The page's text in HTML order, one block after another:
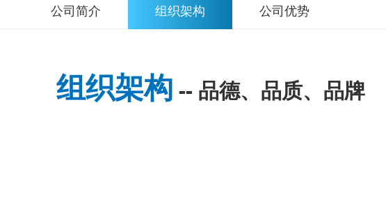
公司简介 组织架构 公司优势
组织架构 -- 品德、品质、品牌